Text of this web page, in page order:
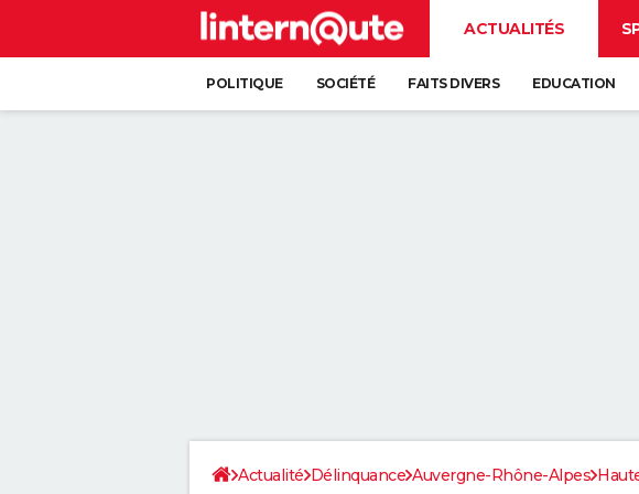
ACTUALITÉS
POLITIQUE SOCIÉTÉ FAITS DIVERS EDUCATION
Actualité Délinquance Auvergne-Rhône-Alpes